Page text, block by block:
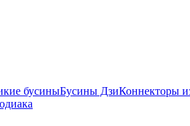
бусиныБусины ДзиКоннекторы